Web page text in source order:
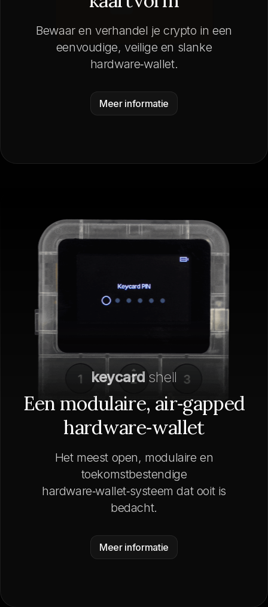
Bewaar en verhandel je crypto in een
eenvoudige, veilige en slanke
hardware‑wallet.
Meer informatie
keycard shell
Een modulaire, air‑gapped
hardware‑wallet
Het meest open, modulaire en
toekomstbestendige
hardware‑wallet‑systeem dat ooit is
bedacht.
Meer informatie